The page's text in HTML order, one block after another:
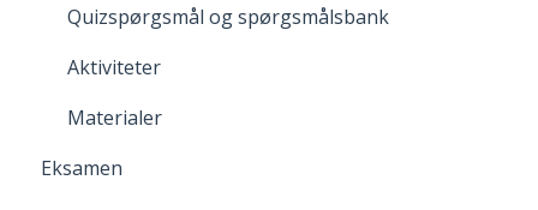
Quizspørgsmål og spørgsmålsbank
Aktiviteter
Materialer
Eksamen